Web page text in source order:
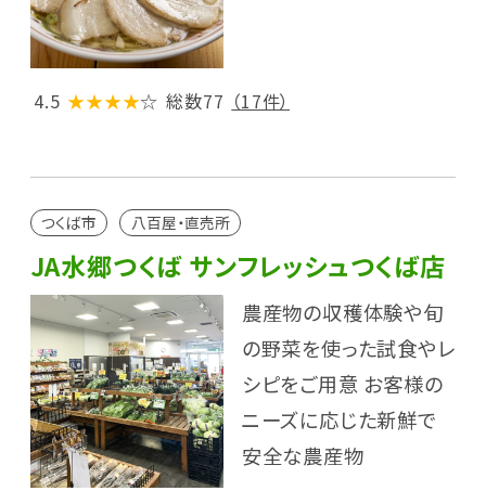
4.5 ★★★★☆ 総数77 （17件）
つくば市 八百屋・直売所
JA水郷つくば サンフレッシュつくば店
農産物の収穫体験や旬
の野菜を使った試食やレ
シピをご用意 お客様の
ニーズに応じた新鮮で
安全な農産物